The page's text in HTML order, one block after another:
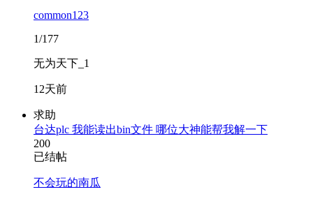
common123
1/177
无为天下_1
12天前
求助
台达plc 我能读出bin文件 哪位大神能帮我解一下
200
已结帖
不会玩的南瓜